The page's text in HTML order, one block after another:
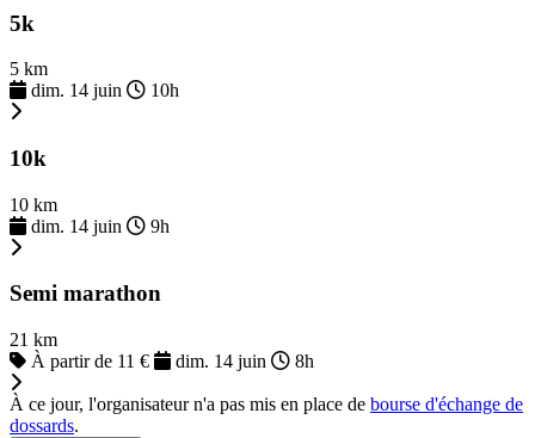
5k
5 km
dim. 14 juin
10h
10k
10 km
dim. 14 juin
9h
Semi marathon
21 km
À partir de 11 €
dim. 14 juin 8h
À ce jour, l'organisateur n'a pas mis en place de bourse d'échange de
dossards.